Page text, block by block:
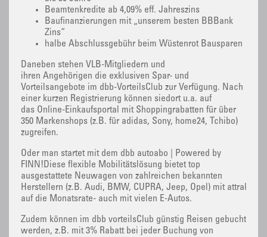
Beamtenkredite ab 4,09% eff. Jahreszins
Baufinanzierungen mit „unserem besten BBBank
Zins“
halbe Abschlussgebühr beim Wüstenrot Bausparen
Daneben stehen VLB-Mitgliedern und
ihren Angehörigen die exklusiven Spar- und
Vorteilsangebote im dbb-VorteilsClub zur Verfügung. Nach
einer kurzen Registrierung können siedort u.a. auf
das Online-Einkaufsportal mit Shoppingrabatten für über
350 Markenshops (z.B. für adidas, Sony, home24, Tchibo)
zugreifen.
Oder man startet mit dem dbb autoabo | Powered by
FINN!Diese flexible Mobilitätslösung bietet top
ausgestattete Neuwagen von zahlreichen bekannten
Herstellern (z.B. Audi, BMW, CUPRA, Jeep, Opel) mit
auf die Monatsrate- auch mit vielen E-Autos.
Zudem können im dbb vorteilsClub günstig Reisen gebucht
werden, z.B. mit 3% Rabatt bei jeder Buchung von